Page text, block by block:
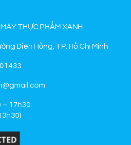
THỰC PHẨM XANH
Diên Hồng, TP. Hồ Chí Minh
– 17h30